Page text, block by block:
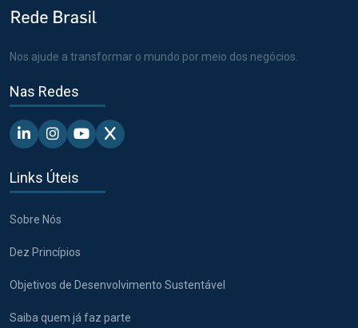
Nos ajude a transformar o mundo por meio dos negócios.
Nas Redes
Linkedin - Pacto Global BR
Instagram - Pacto Global BR
Youtube - Pacto Global BR
X - Pacto Global BR
Links Úteis
Sobre Nós
Dez Princípios
Objetivos de Desenvolvimento Sustentável
Saiba quem já faz parte